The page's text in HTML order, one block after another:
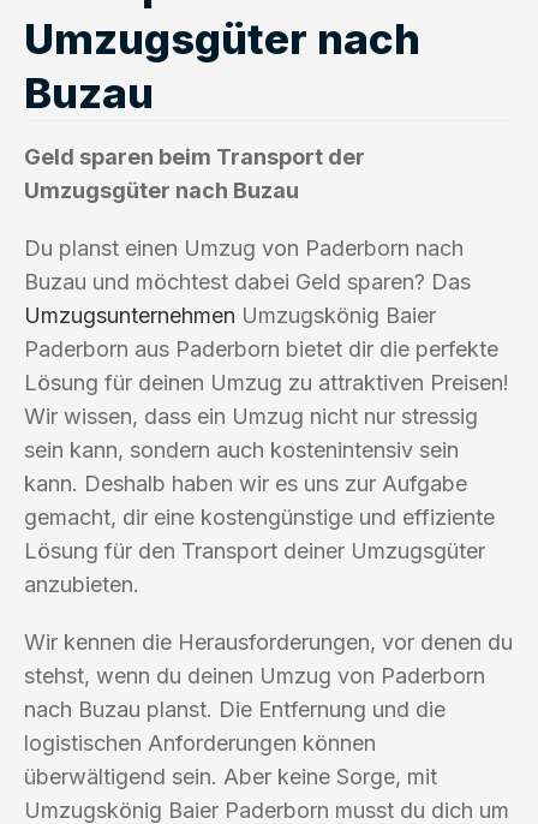
Umzugsgüter nach
Buzau
Geld sparen beim Transport der
Umzugsgüter nach Buzau
Du planst einen Umzug von Paderborn nach
Buzau und möchtest dabei Geld sparen? Das
Umzugsunternehmen Umzugskönig Baier
Paderborn aus Paderborn bietet dir die perfekte
Lösung für deinen Umzug zu attraktiven Preisen!
Wir wissen, dass ein Umzug nicht nur stressig
sein kann, sondern auch kostenintensiv sein
kann. Deshalb haben wir es uns zur Aufgabe
gemacht, dir eine kostengünstige und effiziente
Lösung für den Transport deiner Umzugsgüter
anzubieten.
Wir kennen die Herausforderungen, vor denen du
stehst, wenn du deinen Umzug von Paderborn
nach Buzau planst. Die Entfernung und die
logistischen Anforderungen können
überwältigend sein. Aber keine Sorge, mit
Umzugskönig Baier Paderborn musst du dich um